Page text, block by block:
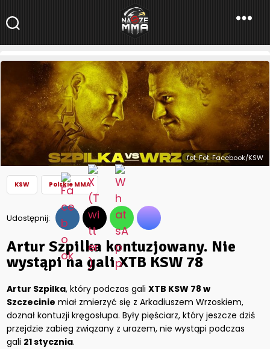
NaszeMMA
NaszeMMA.pl»Aktualności»Polskie MMA»KSW»Artur Szpilka
kontuzjowany. Nie wystąpi na gali XTB KSW 78
fot. Fot. Facebook/KSW
KSW Polskie MMA
Udostępnij:
Artur Szpilka kontuzjowany. Nie
wystąpi na gali XTB KSW 78
Artur Szpilka, który podczas galiXTB KSW 78 w
Szczecinie miał zmierzyć się z Arkadiuszem Wrzoskiem,
doznał kontuzji kręgosłupa. Były pięściarz, który jeszcze dziś
przejdzie zabieg związany z urazem, nie wystąpi podczas
gali 21 stycznia.